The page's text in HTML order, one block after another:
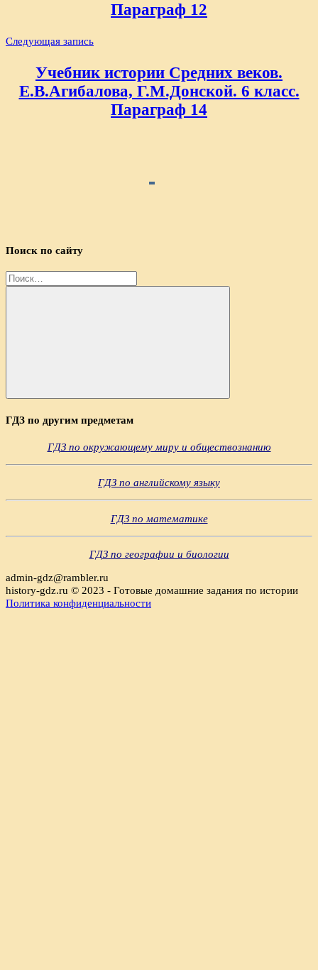
Параграф 12
Следующая запись
Учебник истории Средних веков.
Е.В.Агибалова, Г.М.Донской. 6 класс.
Параграф 14
Поиск по сайту
Найти:
Поиск
ГДЗ по другим предметам
ГДЗ по окружающему миру и обществознанию
ГДЗ по английскому языку
ГДЗ по математике
ГДЗ по географии и биологии
admin-gdz@rambler.ru
history-gdz.ru © 2023 - Готовые домашние задания по истории
Политика конфиденциальности